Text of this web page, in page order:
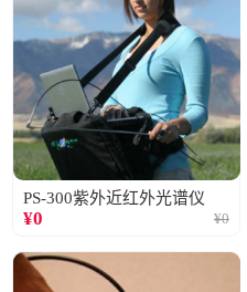
PS-300紫外近红外光谱仪
¥0 ¥0